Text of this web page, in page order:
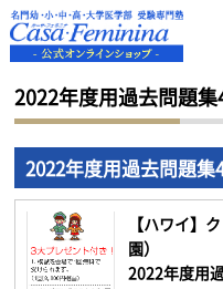
HOME 2022年度用過去問
2022年度用過去問題
2022年度用過去問題集
【ハワイ】
園）
2022年度用